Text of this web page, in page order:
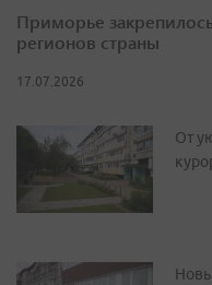
Приморье
регионов страны
17.07.2026
От